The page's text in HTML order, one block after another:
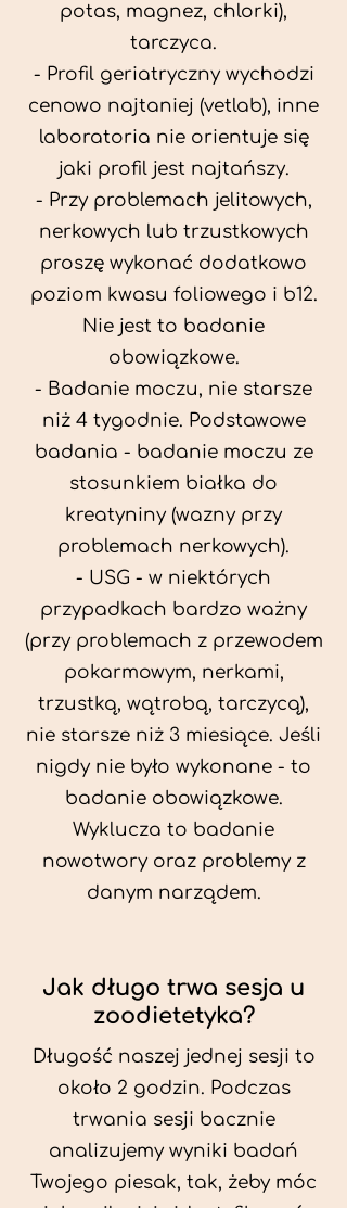
potas, magnez, chlorki),
tarczyca.
- Profil geriatryczny wychodzi
cenowo najtaniej (vetlab), inne
laboratoria nie orientuje się
jaki profil jest najtańszy.
- Przy problemach jelitowych,
nerkowych lub trzustkowych
proszę wykonać dodatkowo
poziom kwasu foliowego i b12.
Nie jest to badanie
obowiązkowe.
- Badanie moczu, nie starsze
niż 4 tygodnie. Podstawowe
badania - badanie moczu ze
stosunkiem białka do
kreatyniny (wazny przy
problemach nerkowych).
- USG - w niektórych
przypadkach bardzo ważny
(przy problemach z przewodem
pokarmowym, nerkami,
trzustką, wątrobą, tarczycą),
nie starsze niż 3 miesiące. Jeśli
nigdy nie było wykonane - to
badanie obowiązkowe.
Wyklucza to badanie
nowotwory oraz problemy z
danym narządem.
Jak długo trwa sesja u
zoodietetyka?
Długość naszej jednej sesji to
około 2 godzin. Podczas
trwania sesji bacznie
analizujemy wyniki badań
Twojego piesak, tak, żeby móc